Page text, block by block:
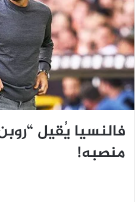
فالنسيا يُقيل
منصبه!